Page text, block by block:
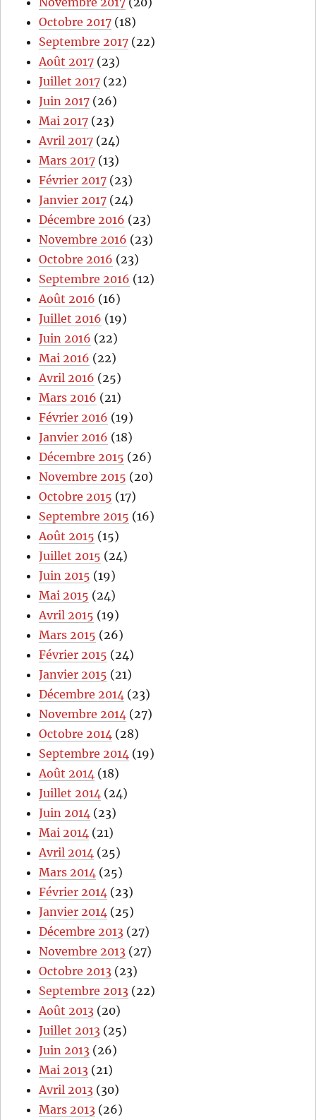
Octobre 2017 (18)
Septembre 2017 (22)
Août 2017 (23)
Juillet 2017 (22)
Juin 2017 (26)
Mai 2017 (23)
Avril 2017 (24)
Mars 2017 (13)
Février 2017 (23)
Janvier 2017 (24)
Décembre 2016 (23)
Novembre 2016 (23)
Octobre 2016 (23)
Septembre 2016 (12)
Août 2016 (16)
Juillet 2016 (19)
Juin 2016 (22)
Mai 2016 (22)
Avril 2016 (25)
Mars 2016 (21)
Février 2016 (19)
Janvier 2016 (18)
Décembre 2015 (26)
Novembre 2015 (20)
Octobre 2015 (17)
Septembre 2015 (16)
Août 2015 (15)
Juillet 2015 (24)
Juin 2015 (19)
Mai 2015 (24)
Avril 2015 (19)
Mars 2015 (26)
Février 2015 (24)
Janvier 2015 (21)
Décembre 2014 (23)
Novembre 2014 (27)
Octobre 2014 (28)
Septembre 2014 (19)
Août 2014 (18)
Juillet 2014 (24)
Juin 2014 (23)
Mai 2014 (21)
Avril 2014 (25)
Mars 2014 (25)
Février 2014 (23)
Janvier 2014 (25)
Décembre 2013 (27)
Novembre 2013 (27)
Octobre 2013 (23)
Septembre 2013 (22)
Août 2013 (20)
Juillet 2013 (25)
Juin 2013 (26)
Mai 2013 (21)
Avril 2013 (30)
Mars 2013 (26)